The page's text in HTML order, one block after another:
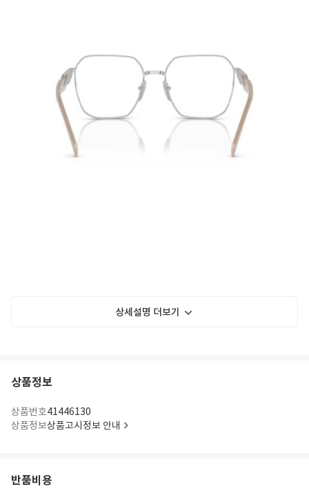
상세설명 더보기
상품정보
상품번호41446130
상품정보상품고시정보 안내
반품비용